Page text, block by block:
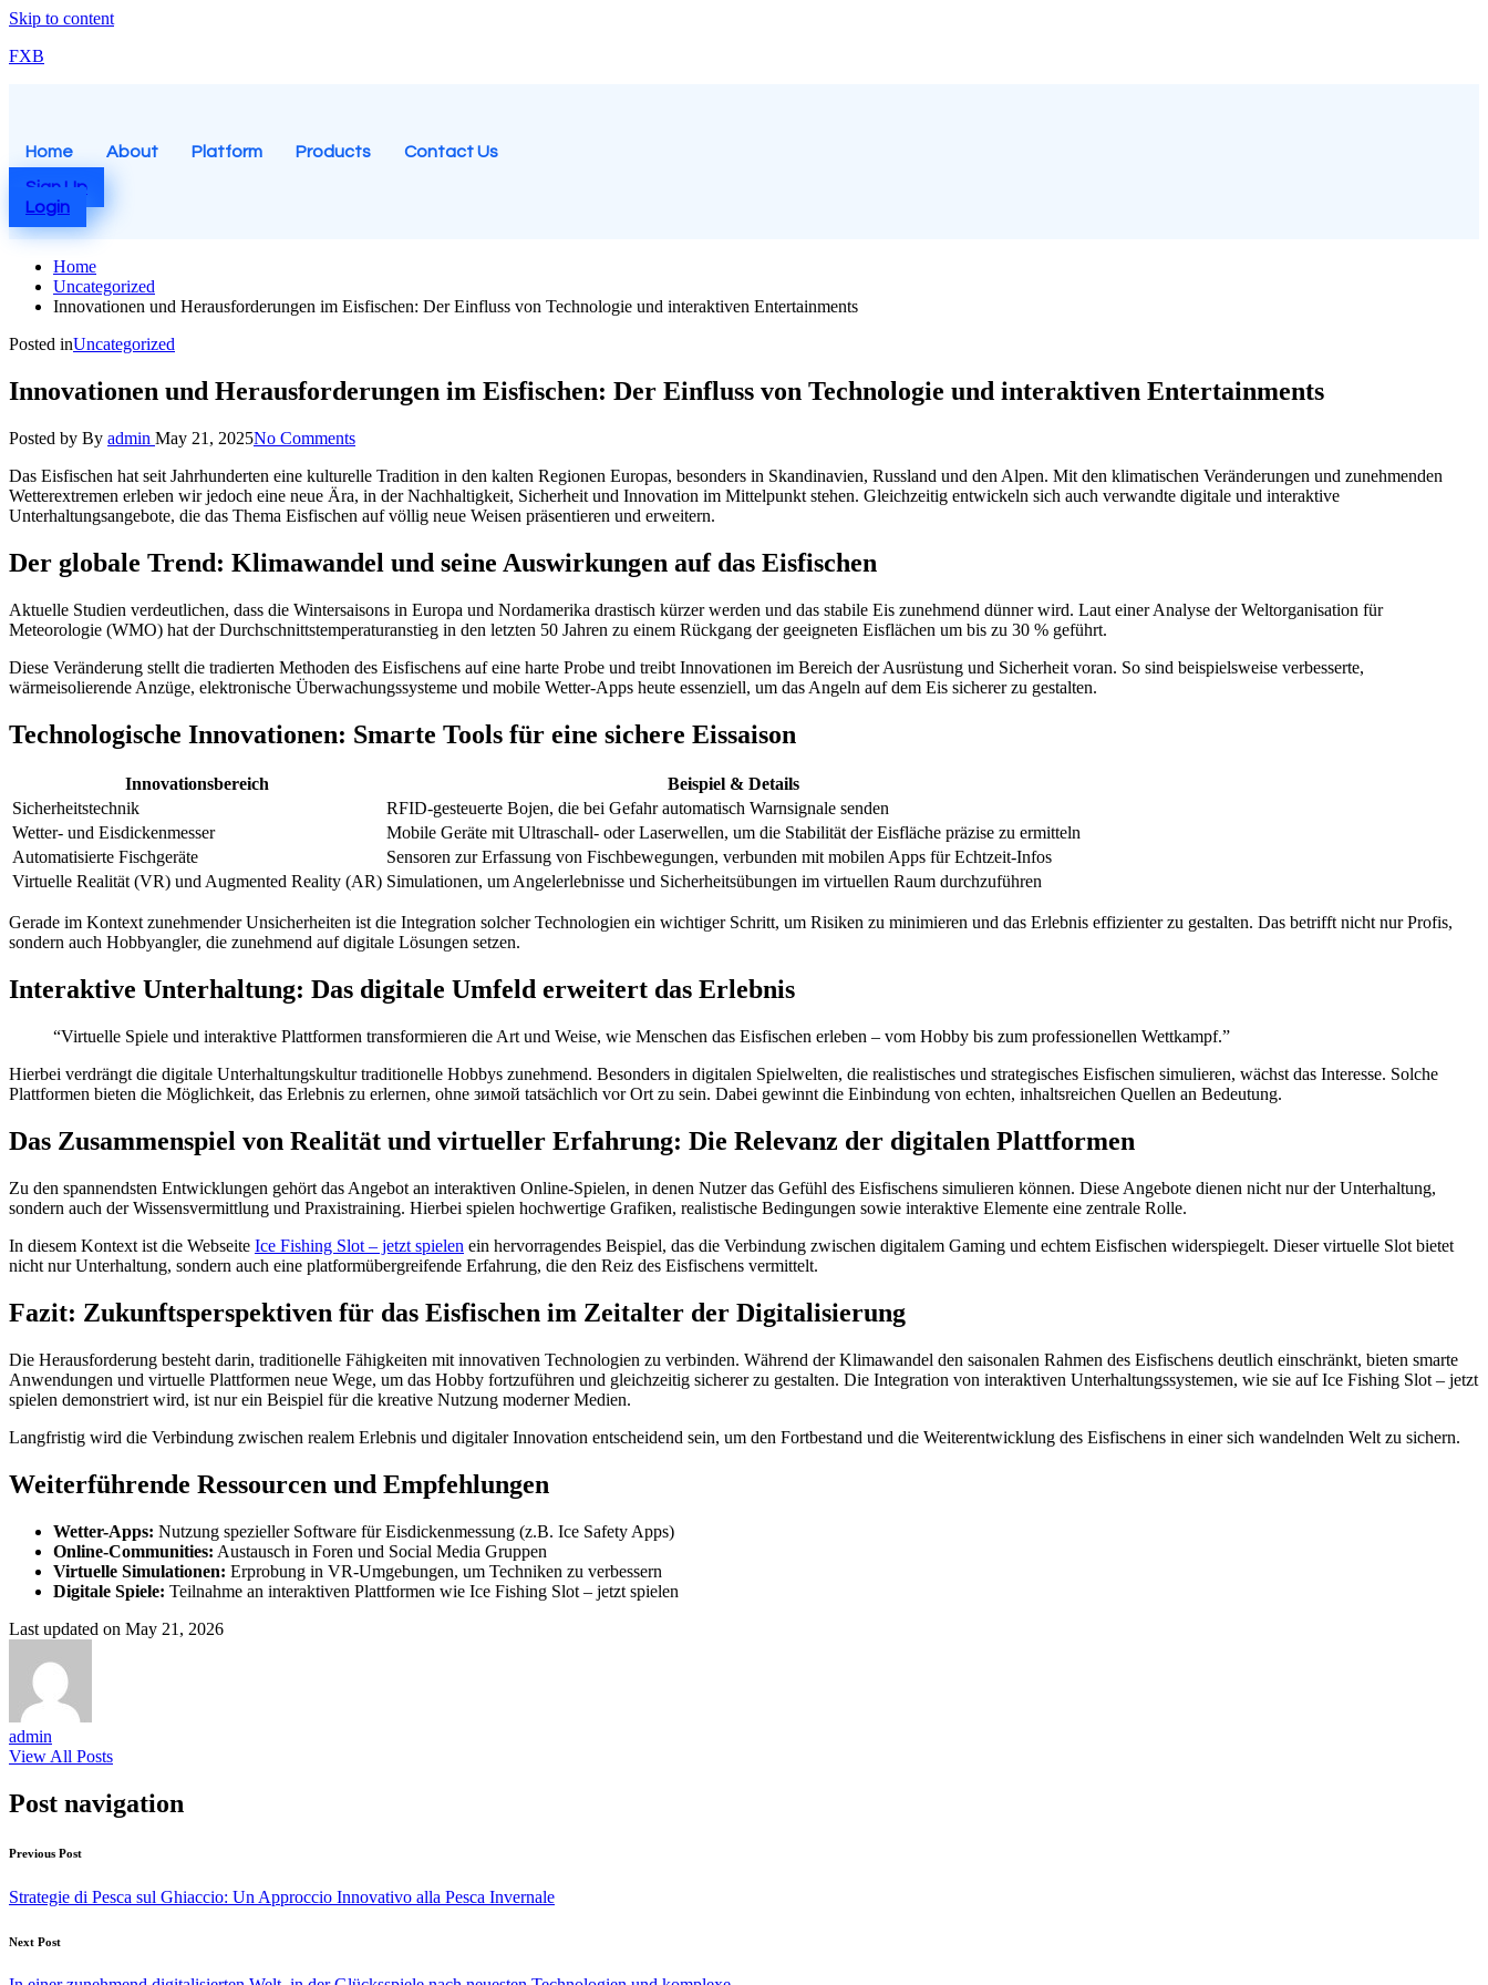
Skip to content
FXB
Home About Platform Products
Contact Us
Sign Up
Login
Home
Uncategorized
Innovationen und Herausforderungen im Eisfischen: Der Einfluss von Technologie und interaktiven Entertainments
Posted inUncategorized
Innovationen und Herausforderungen im Eisfischen: Der Einfluss von Technologie und interaktiven Entertainments
Posted by By admin May 21, 2025No Comments
Das Eisfischen hat seit Jahrhunderten eine kulturelle Tradition in den kalten Regionen Europas, besonders in Skandinavien, Russland und den Alpen. Mit den klimatischen Veränderungen und zunehmenden
Wetterextremen erleben wir jedoch eine neue Ära, in der Nachhaltigkeit, Sicherheit und Innovation im Mittelpunkt stehen. Gleichzeitig entwickeln sich auch verwandte digitale und interaktive
Unterhaltungsangebote, die das Thema Eisfischen auf völlig neue Weisen präsentieren und erweitern.
Der globale Trend: Klimawandel und seine Auswirkungen auf das Eisfischen
Aktuelle Studien verdeutlichen, dass die Wintersaisons in Europa und Nordamerika drastisch kürzer werden und das stabile Eis zunehmend dünner wird. Laut einer Analyse der Weltorganisation für
Meteorologie (WMO) hat der Durchschnittstemperaturanstieg in den letzten 50 Jahren zu einem Rückgang der geeigneten Eisflächen um bis zu 30 % geführt.
Diese Veränderung stellt die tradierten Methoden des Eisfischens auf eine harte Probe und treibt Innovationen im Bereich der Ausrüstung und Sicherheit voran. So sind beispielsweise verbesserte,
wärmeisolierende Anzüge, elektronische Überwachungssysteme und mobile Wetter-Apps heute essenziell, um das Angeln auf dem Eis sicherer zu gestalten.
Technologische Innovationen: Smarte Tools für eine sichere Eissaison
Innovationsbereich
Beispiel & Details
Sicherheitstechnik
RFID-gesteuerte Bojen, die bei Gefahr automatisch Warnsignale senden
Wetter- und Eisdickenmesser
Mobile Geräte mit Ultraschall- oder Laserwellen, um die Stabilität der Eisfläche präzise zu ermitteln
Automatisierte Fischgeräte
Sensoren zur Erfassung von Fischbewegungen, verbunden mit mobilen Apps für Echtzeit-Infos
Virtuelle Realität (VR) und Augmented Reality (AR) Simulationen, um Angelerlebnisse und Sicherheitsübungen im virtuellen Raum durchzuführen
Gerade im Kontext zunehmender Unsicherheiten ist die Integration solcher Technologien ein wichtiger Schritt, um Risiken zu minimieren und das Erlebnis effizienter zu gestalten. Das betrifft nicht nur Profis,
sondern auch Hobbyangler, die zunehmend auf digitale Lösungen setzen.
Interaktive Unterhaltung: Das digitale Umfeld erweitert das Erlebnis
“Virtuelle Spiele und interaktive Plattformen transformieren die Art und Weise, wie Menschen das Eisfischen erleben – vom Hobby bis zum professionellen Wettkampf.”
Hierbei verdrängt die digitale Unterhaltungskultur traditionelle Hobbys zunehmend. Besonders in digitalen Spielwelten, die realistisches und strategisches Eisfischen simulieren, wächst das Interesse. Solche
Plattformen bieten die Möglichkeit, das Erlebnis zu erlernen, ohne зимой tatsächlich vor Ort zu sein. Dabei gewinnt die Einbindung von echten, inhaltsreichen Quellen an Bedeutung.
Das Zusammenspiel von Realität und virtueller Erfahrung: Die Relevanz der digitalen Plattformen
Zu den spannendsten Entwicklungen gehört das Angebot an interaktiven Online-Spielen, in denen Nutzer das Gefühl des Eisfischens simulieren können. Diese Angebote dienen nicht nur der Unterhaltung,
sondern auch der Wissensvermittlung und Praxistraining. Hierbei spielen hochwertige Grafiken, realistische Bedingungen sowie interaktive Elemente eine zentrale Rolle.
In diesem Kontext ist die Webseite Ice Fishing Slot – jetzt spielen ein hervorragendes Beispiel, das die Verbindung zwischen digitalem Gaming und echtem Eisfischen widerspiegelt. Dieser virtuelle Slot bietet
nicht nur Unterhaltung, sondern auch eine platformübergreifende Erfahrung, die den Reiz des Eisfischens vermittelt.
Fazit: Zukunftsperspektiven für das Eisfischen im Zeitalter der Digitalisierung
Die Herausforderung besteht darin, traditionelle Fähigkeiten mit innovativen Technologien zu verbinden. Während der Klimawandel den saisonalen Rahmen des Eisfischens deutlich einschränkt, bieten smarte
Anwendungen und virtuelle Plattformen neue Wege, um das Hobby fortzuführen und gleichzeitig sicherer zu gestalten. Die Integration von interaktiven Unterhaltungssystemen, wie sie auf Ice Fishing Slot – jetzt
spielen demonstriert wird, ist nur ein Beispiel für die kreative Nutzung moderner Medien.
Langfristig wird die Verbindung zwischen realem Erlebnis und digitaler Innovation entscheidend sein, um den Fortbestand und die Weiterentwicklung des Eisfischens in einer sich wandelnden Welt zu sichern.
Weiterführende Ressourcen und Empfehlungen
Wetter-Apps: Nutzung spezieller Software für Eisdickenmessung (z.B. Ice Safety Apps)
Online-Communities: Austausch in Foren und Social Media Gruppen
Virtuelle Simulationen: Erprobung in VR-Umgebungen, um Techniken zu verbessern
Digitale Spiele: Teilnahme an interaktiven Plattformen wie Ice Fishing Slot – jetzt spielen
Last updated on May 21, 2026
admin
View All Posts
Post navigation
Previous Post
Strategie di Pesca sul Ghiaccio: Un Approccio Innovativo alla Pesca Invernale
Next Post